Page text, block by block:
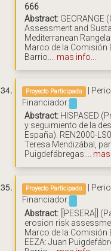
666
Abstract: GEORANGE
Assessment and
Mediterranean
Marco de la Comisión
Barrio.... mas info...
Proyecto Participado |
Financiador:
Abstract: HISPASED
y seguimiento de la
España). REN2000-
Teresa Mendizábal,
Puigdefábregas.... mas
Proyecto Participado |
Financiador:
Abstract: [[PESERA]]
erosion risk
Marco de la Comisión
EEZA: Juan